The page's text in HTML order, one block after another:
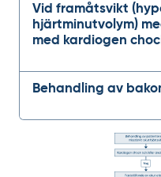
Vid framåtsvikt
hjärtminutvolym)
med kardiogen
Behandling av